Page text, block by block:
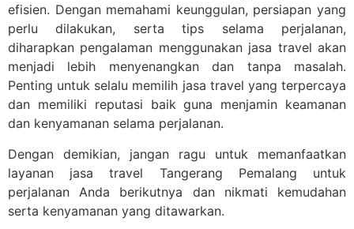
efisien. Dengan memahami keunggulan, persiapan yang
perlu dilakukan, serta tips selama perjalanan,
diharapkan pengalaman menggunakan jasa travel akan
menjadi lebih menyenangkan dan tanpa masalah.
Penting untuk selalu memilih jasa travel yang terpercaya
dan memiliki reputasi baik guna menjamin keamanan
dan kenyamanan selama perjalanan.
Dengan demikian, jangan ragu untuk memanfaatkan
layanan jasa travel Tangerang Pemalang untuk
perjalanan Anda berikutnya dan nikmati kemudahan
serta kenyamanan yang ditawarkan.